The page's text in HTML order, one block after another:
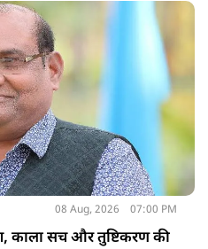
08 Aug, 2026 07:00 PM
काला सच और तुष्टिकरण की